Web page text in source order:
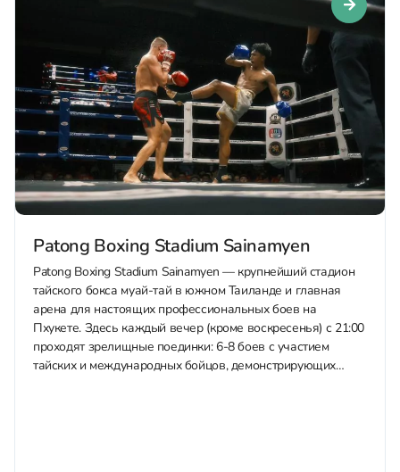
Patong Boxing Stadium Sainamyen
Patong Boxing Stadium Sainamyen — крупнейший стадион
тайского бокса муай-тай в южном Таиланде и главная
арена для настоящих профессиональных боев на
Пхукете. Здесь каждый вечер (кроме воскресенья) с 21:00
проходят зрелищные поединки: 6-8 боев с участием
тайских и международных бойцов, демонстрирующих